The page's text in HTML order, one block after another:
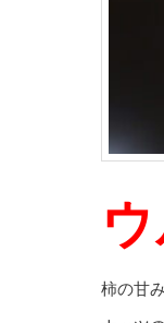
柿の甘